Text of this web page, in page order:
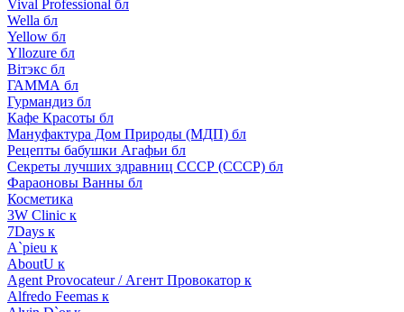
Vival Professional бл
Wella бл
Yellow бл
Yllozure бл
Вiтэкс бл
ГАММА бл
Гурмандиз бл
Кафе Красоты бл
Мануфактура Дом Природы (МДП) бл
Рецепты бабушки Агафьи бл
Секреты лучших здравниц СССР (СССР) бл
Фараоновы Ванны бл
Косметика
3W Clinic к
7Days к
A`pieu к
AboutU к
Agent Provocateur / Агент Провокатор к
Alfredo Feemas к